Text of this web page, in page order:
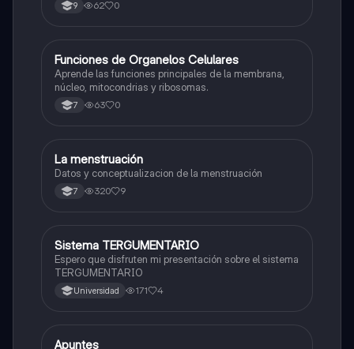
9 62 0
FBiologia
Funciones de Organelos Celulares
Aprende las funciones principales de la membrana,
núcleo, mitocondrias y ribosomas.
7 63 0
Biologia
La menstruación
Datos y conceptualizacion de la menstruación
7 320 9
Biologia
Sistema TERGUMENTARIO
Espero que disfruten mi presentación sobre el sistema
TERGUMENTARIO
Universidad 171 4
Biologia
Apuntes